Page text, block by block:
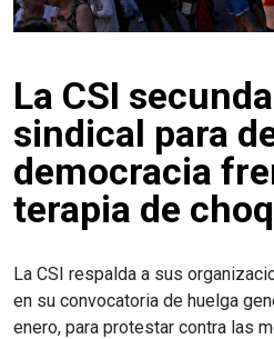
La CSI
sindical para
democracia
terapia de
La CSI respalda a sus
en su convocatoria de huelga
enero, para protestar contra las